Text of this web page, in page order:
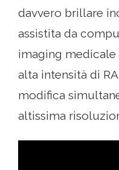
davvero brillare
assistita da
imaging
alta intensità di
modifica
altissima